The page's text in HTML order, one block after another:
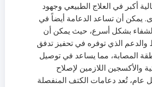
أكبر في العلاج الطبيعي وجهود
يمكن أن تساعد الدعامة أيضاً في
بشكل أسرع، حيث يمكن أن
الذي توفره في تحفيز تدفق
المصابة، مما يساعد في توصيل
والأكسجين اللازمين لإصلاح
عام، تُعد دعامات الكتف المنفصلة